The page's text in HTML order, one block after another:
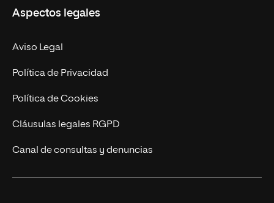
Doctorados
Experto Universitario
Postgrados
Cursos Universitarios
Facultades
Nuestro Equipo
Trabaja en UNIR
Actualidad
UNIR Revista
Eventos
Aspectos legales
Aviso Legal
Política de Privacidad
Política de Cookies
Cláusulas legales RGPD
Canal de consultas y denuncias